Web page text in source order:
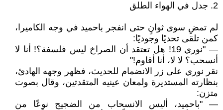
2. جدل في الهواء الطلق
لم تمضِ سوى ثوانٍ حتى انفجر باحميد في وجه الكاميرا،
كمن تلقى تحديًا وجوديًا:
— "نوري 19! هل تعتقد أن الصراخ ليس فلسفة؟! أنا لا
أنسحب؟ لا لا، أنا أقاوم!"
نقر نوري على زر الانضمام للحديث، فظهر وجهه الهادئ،
بنظارته المستديرة ولمعان عينيه المتقدتين، وقال بصوت
متزن:
— "باحميد، أليس الانسحاب من الضجيج نوعًا من